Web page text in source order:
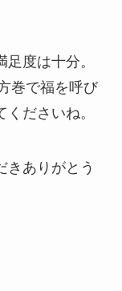
度は十分。
巻で福を呼び
ださいね。
きありがとう